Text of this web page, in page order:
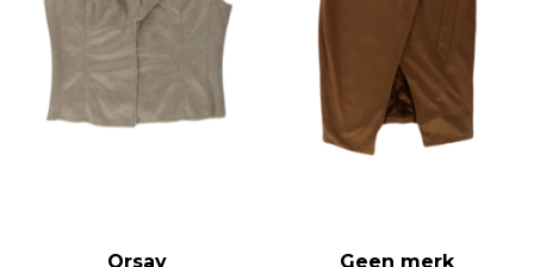
Orsay Geen merk